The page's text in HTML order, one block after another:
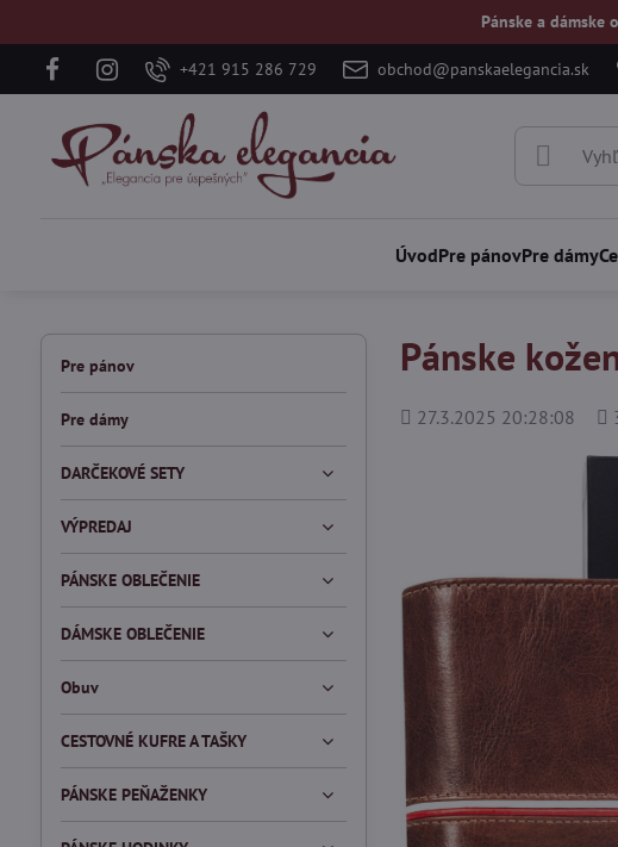
Pánske a
+421 915 286 729 obchod@panskaelegancia.sk
ÚvodPre pánovPre dámy
Pánske
Pridané
27.3.2025 20:28:08
Pre pánov
Pre dámy
DARČEKOVÉ SETY
VÝPREDAJ
PÁNSKE OBLEČENIE
DÁMSKE OBLEČENIE
Obuv
CESTOVNÉ KUFRE A TAŠKY
PÁNSKE PEŇAŽENKY